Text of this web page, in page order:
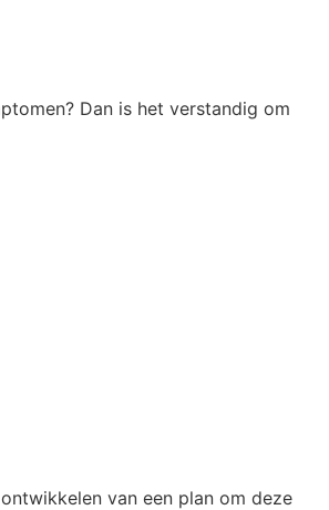
Dan is het verstandig om
van een plan om deze